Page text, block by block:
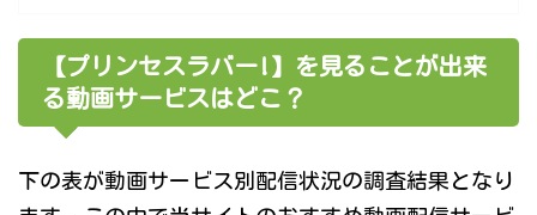
【プリンセスラバー!】を見ることが出来
る動画サービスはどこ？
下の表が動画サービス別配信状況の調査結果となり